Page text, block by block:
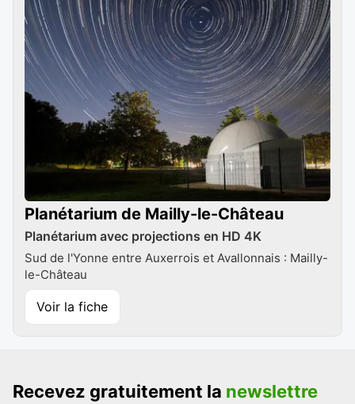
Planétarium de Mailly-le-Château
Planétarium avec projections en HD 4K
Sud de l'Yonne entre Auxerrois et Avallonnais : Mailly-
le-Château
Voir la fiche
Recevez gratuitement la newslettre